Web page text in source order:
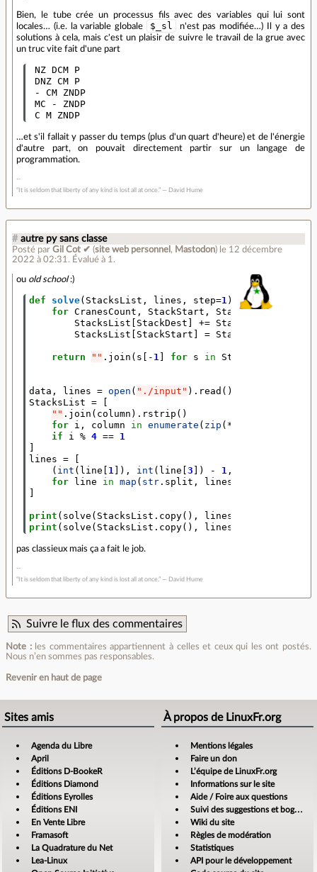
Bien, le tube crée un processus fils avec des variables qui lui sont
locales… (i.e. la variable globale
$_sl
n'est pas modifiée…) Il y a des
solutions à cela, mais c'est un plaisir de suivre le travail de la grue avec
un truc vite fait d'une part
NZ DCM P
DNZ CM P
- CM ZNDP
MC - ZNDP
C M ZNDP
…et s'il fallait y passer du temps (plus d'un quart d'heure) et de l'énergie
d'autre part, on pouvait directement partir sur un langage de
programmation.
“It is seldom that liberty of any kind is lost all at once.” ― David Hume
# autre py sans classe
Posté par Gil Cot ✔ (site web personnel , Mastodon) le 12 décembre
2022 à 02:31 . Évalué à 1 .
ou old school:)
def solve( StacksList , lines , step=1 ):
for CranesCount , StackStart , StackDest
StacksList [ StackDest ] += StacksList
StacksList [ StackStart ] = StacksList
return "" . join ( s [ - 1 ] for s in StacksList
data , lines = open ( "./input" ) . read ()
StacksList =
[
"" . join ( column ) . rstrip ()
for i , column in enumerate ( zip ( *
if
i % 4 == 1
]
lines =
[
( int ( line [ 1 ]), int ( line [3 ]) - 1 ,
for line in map ( str . split , lines
]
print ( solve ( StacksList . copy(), lines
print ( solve ( StacksList . copy(), lines
pas classieux mais ça a fait le job.
“It is seldom that liberty of any kind is lost all at once.” ― David Hume
Suivre le flux des commentaires
Note :les commentaires appartiennent à celles et ceux qui les ont postés.
Nous n’en sommes pas responsables.
Revenir en haut de page
Sites amis
Agenda du Libre
April
Éditions D-BookeR
Éditions Diamond
Éditions Eyrolles
Éditions ENI
En Vente Libre
Framasoft
La Quadrature du Net
Lea-Linux
À propos de LinuxFr.org
Mentions légales
Faire un don
L’équipe de LinuxFr.org
Informations sur le site
Aide / Foire aux questions
Suivi des suggestions et bogues
Wiki du site
Règles de modération
Statistiques
API pour le développement